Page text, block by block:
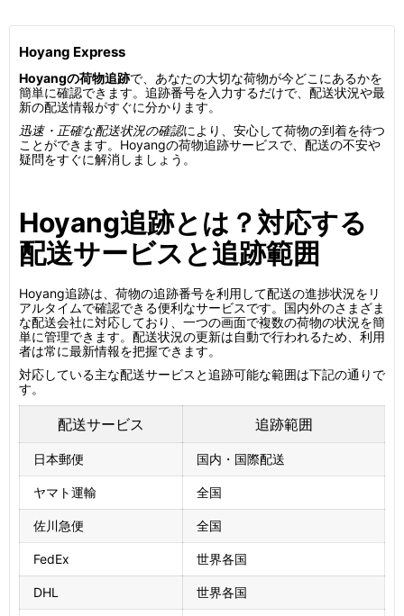
Hoyang Express
Hoyangの荷物追跡で、あなたの大切な荷物が今どこにあるかを
簡単に確認できます。追跡番号を入力するだけで、配送状況や最
新の配送情報がすぐに分かります。
迅速・正確な配送状況の確認により、安心して荷物の到着を待つ
ことができます。Hoyangの荷物追跡サービスで、配送の不安や
疑問をすぐに解消しましょう。
Hoyang追跡とは？対応する
配送サービスと追跡範囲
Hoyang追跡は、荷物の追跡番号を利用して配送の進捗状況をリ
アルタイムで確認できる便利なサービスです。国内外のさまざま
な配送会社に対応しており、一つの画面で複数の荷物の状況を簡
単に管理できます。配送状況の更新は自動で行われるため、利用
者は常に最新情報を把握できます。
対応している主な配送サービスと追跡可能な範囲は下記の通りで
す。
配送サービス 追跡範囲
日本郵便 国内・国際配送
ヤマト運輸 全国
佐川急便 全国
FedEx 世界各国
DHL 世界各国